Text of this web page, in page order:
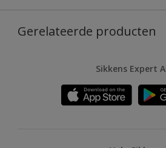
Gerelateerde producten
Sikkens Expert